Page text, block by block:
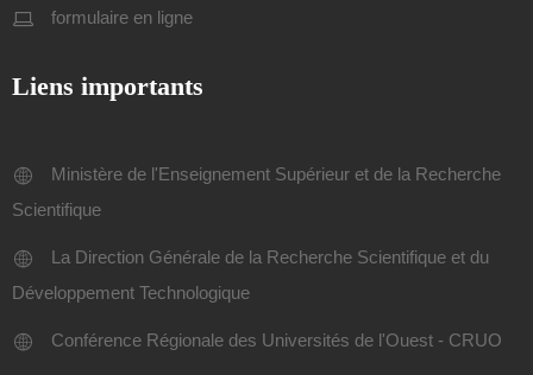
formulaire en ligne
Liens importants
Ministère de l'Enseignement Supérieur et de la Recherche
Scientifique
La Direction Générale de la Recherche Scientifique et du
Développement Technologique
Conférence Régionale des Universités de l'Ouest - CRUO